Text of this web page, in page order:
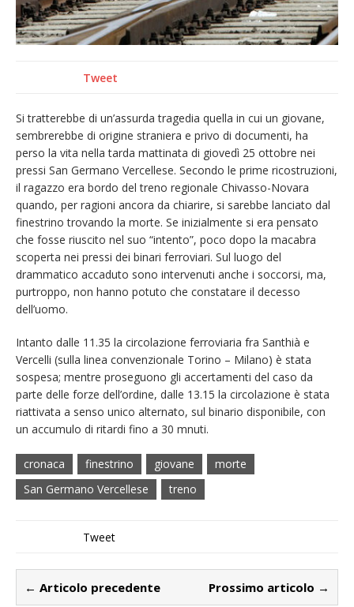
Tweet
Si tratterebbe di un’assurda tragedia quella in cui un giovane,
sembrerebbe di origine straniera e privo di documenti, ha
perso la vita nella tarda mattinata di giovedì 25 ottobre nei
pressi San Germano Vercellese. Secondo le prime ricostruzioni,
il ragazzo era bordo del treno regionale Chivasso-Novara
quando, per ragioni ancora da chiarire, si sarebbe lanciato dal
finestrino trovando la morte. Se inizialmente si era pensato
che fosse riuscito nel suo “intento”, poco dopo la macabra
scoperta nei pressi dei binari ferroviari. Sul luogo del
drammatico accaduto sono intervenuti anche i soccorsi, ma,
purtroppo, non hanno potuto che constatare il decesso
dell’uomo.
Intanto dalle 11.35 la circolazione ferroviaria fra Santhià e
Vercelli (sulla linea convenzionale Torino – Milano) è stata
sospesa; mentre proseguono gli accertamenti del caso da
parte delle forze dell’ordine, dalle 13.15 la circolazione è stata
riattivata a senso unico alternato, sul binario disponibile, con
un accumulo di ritardi fino a 30 mnuti.
cronaca finestrino giovane
morte
San Germano Vercellese
treno
Tweet
← Articolo precedente Prossimo articolo →